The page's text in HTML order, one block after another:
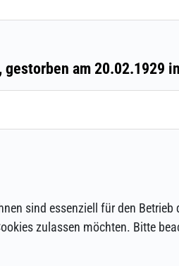
sind essenziell für den
zulassen möchten. Bitte